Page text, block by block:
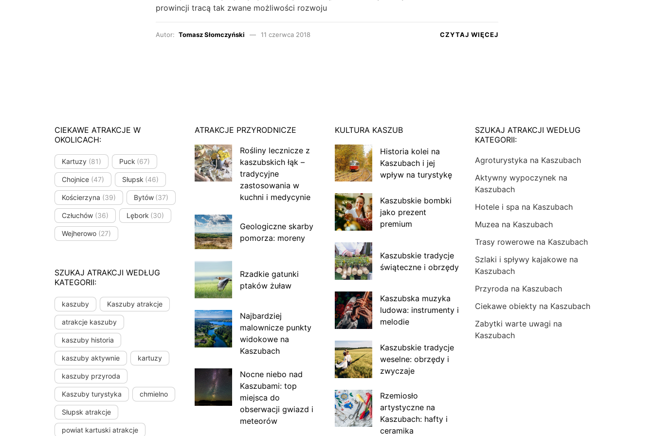
prowincji tracą tak zwane możliwości rozwoju
Autor: Tomasz Słomczyński 11 czerwca 2018 CZYTAJ WIĘCEJ
CIEKAWE ATRAKCJE W
OKOLICACH:
Kartuzy (81) Puck (67)
Chojnice (47) Słupsk (46)
Kościerzyna (39) Bytów (37)
Człuchów (36) Lębork (30)
Wejherowo (27)
SZUKAJ ATRAKCJI WEDŁUG
KATEGORII:
kaszuby Kaszuby atrakcje
atrakcje kaszuby
kaszuby historia
kaszuby aktywnie kartuzy
kaszuby przyroda
Kaszuby turystyka chmielno
Słupsk atrakcje
powiat kartuski atrakcje
ATRAKCJE PRZYRODNICZE
Rośliny lecznicze z
kaszubskich łąk –
tradycyjne
zastosowania w
kuchni i medycynie
Geologiczne skarby
pomorza: moreny
Rzadkie gatunki
ptaków żuław
Najbardziej
malownicze punkty
widokowe na
Kaszubach
Nocne niebo nad
Kaszubami: top
miejsca do
obserwacji gwiazd i
meteorów
KULTURA KASZUB
Historia kolei na
Kaszubach i jej
wpływ na turystykę
Kaszubskie bombki
jako prezent
premium
Kaszubskie tradycje
świąteczne i obrzędy
Kaszubska muzyka
ludowa: instrumenty i
melodie
Kaszubskie tradycje
weselne: obrzędy i
zwyczaje
Rzemiosło
artystyczne na
Kaszubach: hafty i
ceramika
SZUKAJ ATRAKCJI WEDŁUG
KATEGORII:
Agroturystyka na Kaszubach
Aktywny wypoczynek na
Kaszubach
Hotele i spa na Kaszubach
Muzea na Kaszubach
Trasy rowerowe na Kaszubach
Szlaki i spływy kajakowe na
Kaszubach
Przyroda na Kaszubach
Ciekawe obiekty na Kaszubach
Zabytki warte uwagi na
Kaszubach